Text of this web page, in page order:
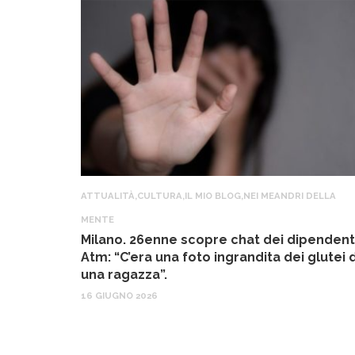
ATTUALITÀ CULTURA IL MIO BLOG NEI MEANDRI DELLA
MENTE
Milano. 26enne scopre chat dei
Atm: “C’era una foto ingrandita dei glutei
una ragazza”.
16 GIUGNO 2026